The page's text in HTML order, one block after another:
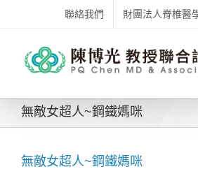
content
聯絡我們 財團法人脊椎醫
無敵女超人~鋼鐵媽咪
無敵女超人~鋼鐵媽咪